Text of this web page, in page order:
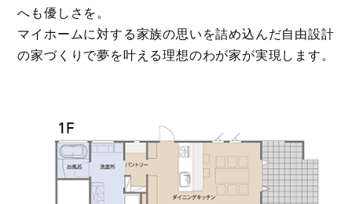
へも優しさを。
マイホームに対する家族の思いを詰め込んだ自由設計
の家づくりで夢を叶える理想のわが家が実現します。